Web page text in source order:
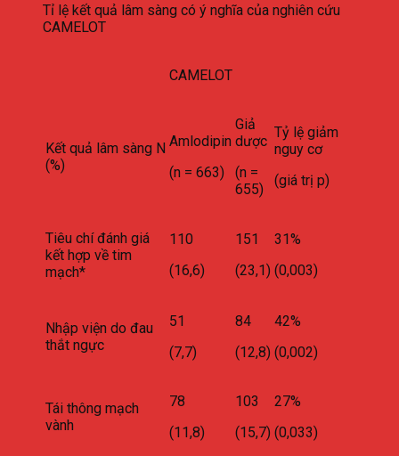
Tỉ lệ kết quả lâm sàng có ý nghĩa của nghiên cứu
CAMELOT
CAMELOT
Kết quả lâm sàng N
(%)
Amlodipin
(n = 663)
Giả
dược
(n =
655)
Tỷ lệ giảm
nguy cơ
(giá trị p)
Tiêu chí đánh giá
kết hợp về tim
mạch*
110
(16,6)
151
(23,1)
31%
(0,003)
Nhập viện do đau
thắt ngực
51
(7,7)
84
(12,8)
42%
(0,002)
Tái thông mạch
vành
78
(11,8)
103
(15,7)
27%
(0,033)